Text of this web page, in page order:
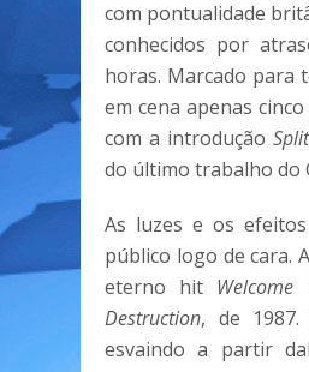
com pontualidade
conhecidos por
horas. Marcado para
em cena apenas
com a introdução
do último trabalho do
As luzes e os
público logo de cara.
eterno hit
Destruction, de
esvaindo a partir